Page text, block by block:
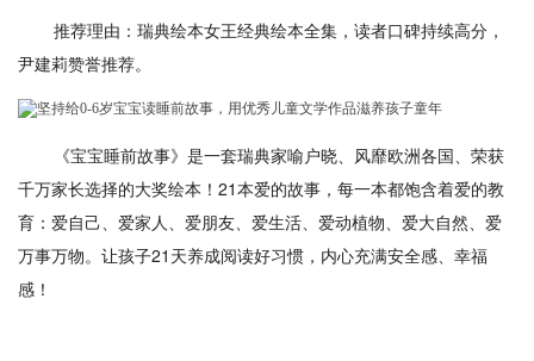
推荐理由：瑞典绘本女王经典绘本全集，读者口碑持续高分，
尹建莉赞誉推荐。
《宝宝睡前故事》是一套瑞典家喻户晓、风靡欧洲各国、荣获
千万家长选择的大奖绘本！21本爱的故事，每一本都饱含着爱的教
育：爱自己、爱家人、爱朋友、爱生活、爱动植物、爱大自然、爱
万事万物。让孩子21天养成阅读好习惯，内心充满安全感、幸福
感！